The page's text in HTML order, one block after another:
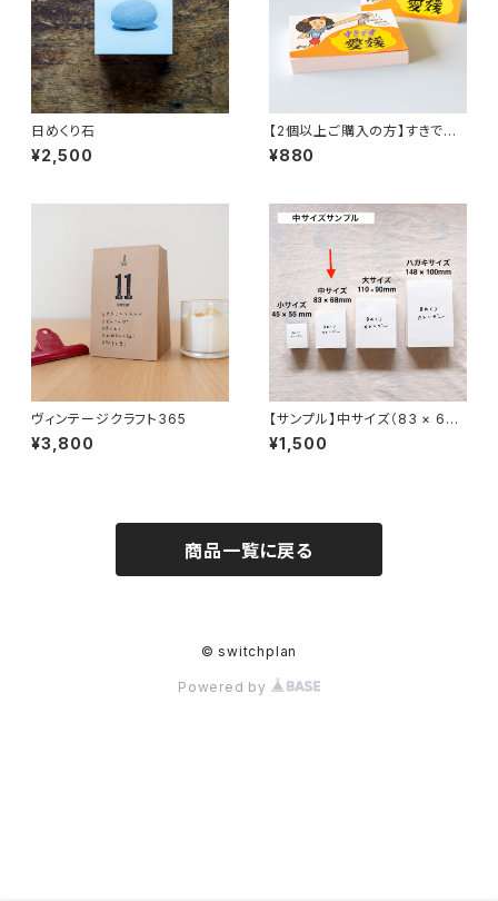
日めくり石
¥2,500
【2個以上ご購入の方】すきです
愛媛（ホリグチさん＊ブロックメ
モ）
¥880
ヴィンテージクラフト365
¥3,800
【サンプル】中サイズ（83 × 68
mm）日めくりカレンダー
¥1,500
商品一覧に戻る
© switchplan
Powered by